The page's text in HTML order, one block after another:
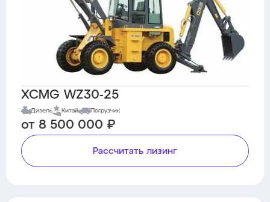
XCMG WZ30-25
Дизель Китай Погрузчик
от 8 500 000 ₽
Рассчитать лизинг